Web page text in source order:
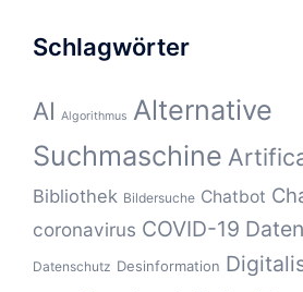
Schlagwörter
AI Algorithmus Alternative
Suchmaschine
Bibliothek Bildersuche Chatbot
coronavirus COVID-19 Daten
Datenschutz Desinformation